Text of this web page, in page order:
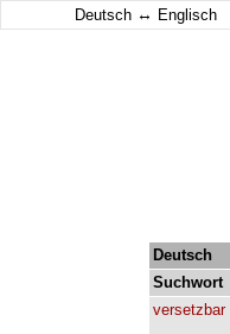
Deutsch ↔ Englisch
Deutsch
Suchwort
versetzbar